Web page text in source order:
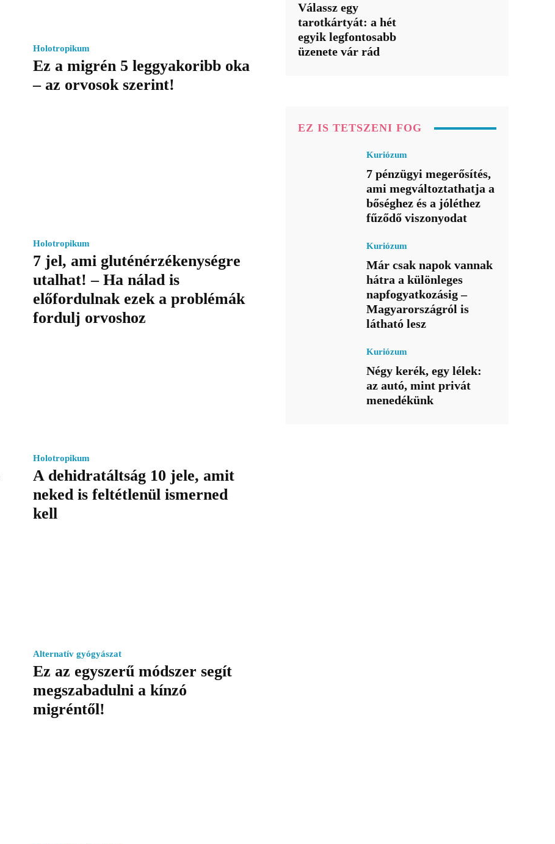
Holotropikum
Ez a migrén 5 leggyakoribb oka
– az orvosok szerint!
Holotropikum
7 jel, ami gluténérzékenységre
utalhat! – Ha nálad is
előfordulnak ezek a problémák
fordulj orvoshoz
Holotropikum
A dehidratáltság 10 jele, amit
neked is feltétlenül ismerned
kell
Alternatív gyógyászat
Ez az egyszerű módszer segít
megszabadulni a kínzó
migréntől!
Válassz egy
tarotkártyát: a hét
egyik legfontosabb
üzenete vár rád
EZ IS TETSZENI FOG
Kuriózum
7 pénzügyi megerősítés,
ami megváltoztathatja a
bőséghez és a jóléthez
fűződő viszonyodat
Kuriózum
Már csak napok vannak
hátra a különleges
napfogyatkozásig –
Magyarországról is
látható lesz
Kuriózum
Négy kerék, egy lélek:
az autó, mint privát
menedékünk